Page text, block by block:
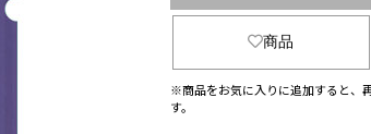
商品
※商品をお気に入りに追加すると、
す。